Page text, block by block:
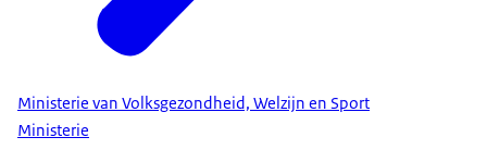
Ministerie van Volksgezondheid, Welzijn en Sport
Ministerie